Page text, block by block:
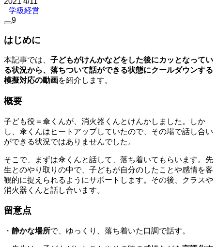
学級経営
9
はじめに
本記事では、 子どもがけんかなどをした後にカッとなってい
る状況から、落ちついて話ができる状態にクールダウンする
模擬対応の動画を紹介します。
概要
子ども役＝傘くんが、消火器くんとけんかしました。しか
し、傘くんはヒートアップしていたので、その場で話し合い
ができる状況ではありませんでした。
そこで、まずは傘くんと話して、落ち着いてもらいます。先
生とのやり取りの中で、子どもが自分のしたことや感情を客
観的に捉えられるようにサポートします。その後、クラスや
消火器くんと話し合います。
留意点
・ 静かな場所で、ゆっくり、落ち着いた口調で話す。